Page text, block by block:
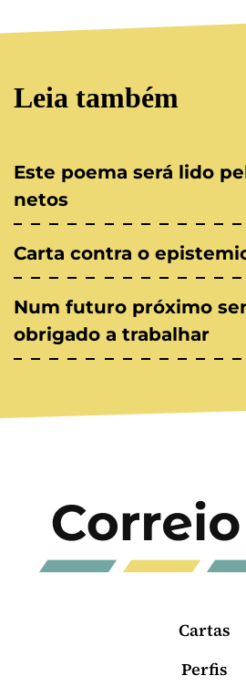
Leia também
Este poema será lido
netos
Carta contra o
Num futuro próximo
obrigado a trabalhar
Cartas
Perfis